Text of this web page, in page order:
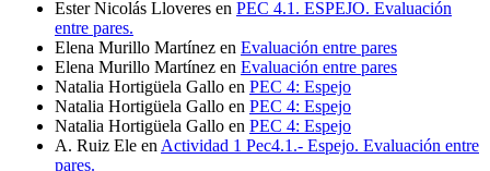
Ester Nicolás Lloveres en PEC 4.1. ESPEJO. Evaluación
entre pares.
Elena Murillo Martínez en Evaluación entre pares
Elena Murillo Martínez en Evaluación entre pares
Natalia Hortigüela Gallo en PEC 4: Espejo
Natalia Hortigüela Gallo en PEC 4: Espejo
Natalia Hortigüela Gallo en PEC 4: Espejo
A. Ruiz Ele en Actividad 1 Pec4.1.- Espejo. Evaluación entre
pares.